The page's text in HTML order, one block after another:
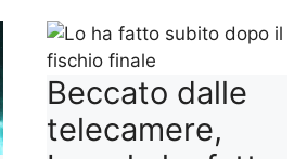
Beccato dalle
telecamere,